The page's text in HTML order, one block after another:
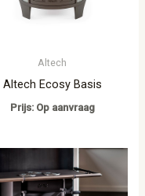
Altech
Altech Ecosy Basis
Prijs: Op aanvraag